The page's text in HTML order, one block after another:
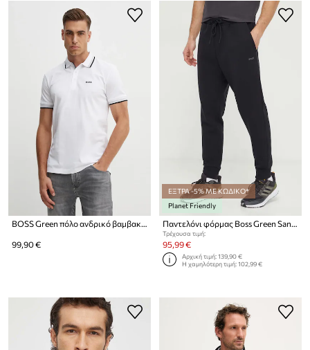
99,90 €
ΕΞΤΡΑ -5% ΜΕ ΚΩΔΙΚΟ*
Planet Friendly
Τρέχουσα τιμή:
95,99 €
Αρχική τιμή:139,90 €
Η χαμηλότερη τιμή:102,99 €